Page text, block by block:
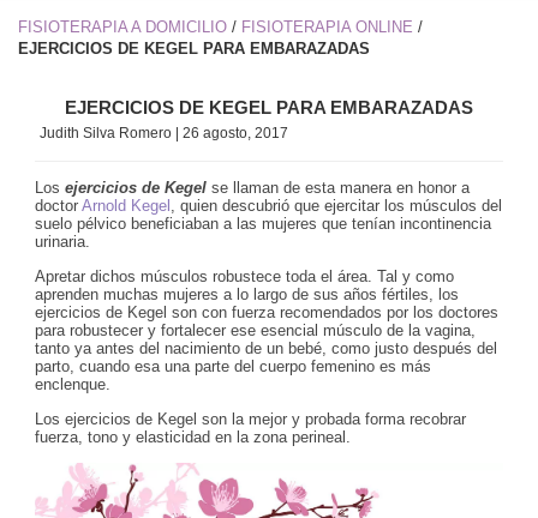
FISIOTERAPIA A DOMICILIO / FISIOTERAPIA ONLINE /
EJERCICIOS DE KEGEL PARA EMBARAZADAS
EJERCICIOS DE KEGEL PARA EMBARAZADAS
Judith Silva Romero 26 agosto, 2017
Los ejercicios de Kegel se llaman de esta manera en honor a
doctor Arnold Kegel
, quien descubrió que ejercitar los músculos del
suelo pélvico beneficiaban a las mujeres que tenían incontinencia
urinaria.
Apretar dichos músculos robustece toda el área. Tal y como
aprenden muchas mujeres a lo largo de sus años fértiles, los
ejercicios de Kegel son con fuerza recomendados por los doctores
para robustecer y fortalecer ese esencial músculo de la vagina,
tanto ya antes del nacimiento de un bebé, como justo después del
parto, cuando esa una parte del cuerpo femenino es más
enclenque.
Los ejercicios de Kegel son la mejor y probada forma recobrar
fuerza, tono y elasticidad en la zona perineal.